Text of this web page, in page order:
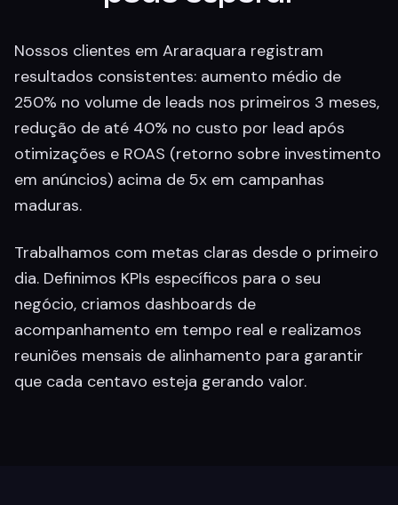
Nossos clientes em Araraquara registram
resultados consistentes: aumento médio de
250% no volume de leads nos primeiros 3 meses,
redução de até 40% no custo por lead após
otimizações e ROAS (retorno sobre investimento
em anúncios) acima de 5x em campanhas
maduras.
Trabalhamos com metas claras desde o primeiro
dia. Definimos KPIs específicos para o seu
negócio, criamos dashboards de
acompanhamento em tempo real e realizamos
reuniões mensais de alinhamento para garantir
que cada centavo esteja gerando valor.